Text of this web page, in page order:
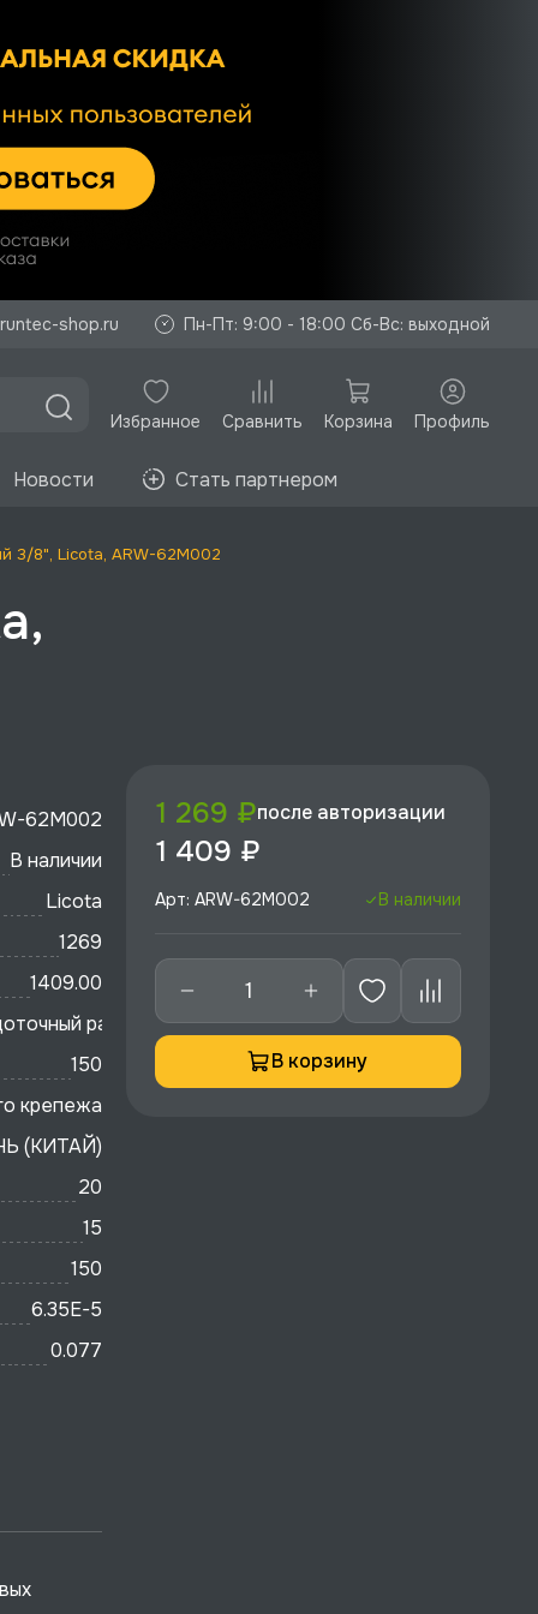
shop.ru Пн-Пт: 9:00 - 18:00 Сб-Вс: выходной
Избранное Сравнить Корзина Профиль
Новости Стать партнером
3/8", Licota, ARW-62M002
62M002
В наличии
Licota
1269
1409.00
разрезной
150
крепежа
(КИТАЙ)
20
15
150
6.35E-5
0.077
1 269 ₽после авторизации
1 409 ₽
Арт: ARW-62M002 В наличии
В корзину